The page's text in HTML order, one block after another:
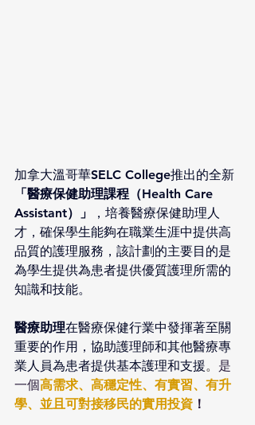
加拿大溫哥華SELC College推出的全新
「醫療保健助理課程（Health Care
Assistant）」
， 培養醫療保健助理人
才，確保學生能夠在職業生涯中提供高
品質的護理服務，該計劃的主要目的是
為學生提供為患者提供優質護理所需的
知識和技能。
醫療助理在醫療保健行業中發揮著至關
重要的作用，協助護理師和其他醫療專
業人員為患者提供基本護理和支援。 是
一個高需求、高穩定性、有實習、有升
學、並且可對接移民的實用投資 ！